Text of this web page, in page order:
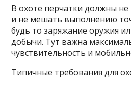
В охоте перчатки должны не
и не мешать выполнению
будь то заряжание оружия
добычи. Тут важна
чувствительность и
Типичные требования для